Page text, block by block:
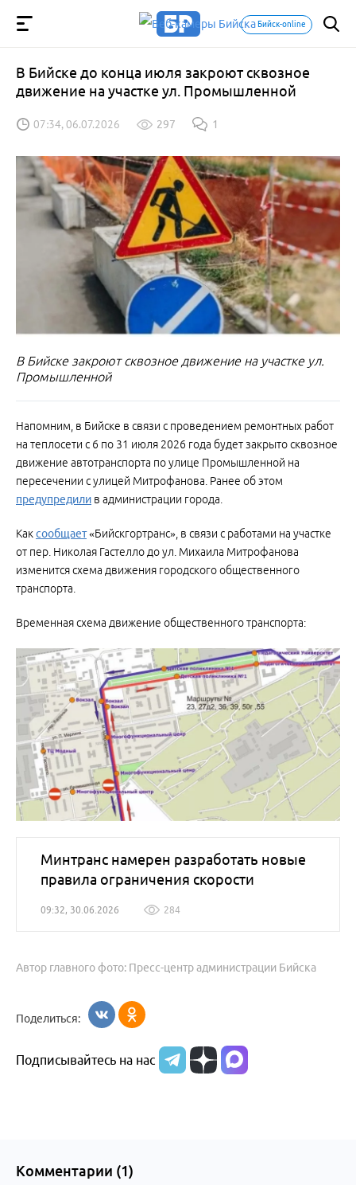
Бийск-online
В Бийске до конца июля закроют сквозное
движение на участке ул. Промышленной
07:34, 06.07.2026 297 1
В Бийске закроют сквозное движение на участке ул.
Промышленной
Напомним, в Бийске в связи с проведением ремонтных работ
на теплосети с 6 по 31 июля 2026 года будет закрыто сквозное
движение автотранспорта по улице Промышленной на
пересечении с улицей Митрофанова. Ранее об этом
предупредили в администрации города.
Каксообщает«Бийскгортранс», в связи с работами на участке
от пер. Николая Гастелло до ул. Михаила Митрофанова
изменится схема движения городского общественного
транспорта.
Временная схема движение общественного транспорта:
Минтранс намерен разработать новые
правила ограничения скорости
09:32, 30.06.2026 284
Автор главного фото: Пресс-центр администрации Бийска
Поделиться:
Подписывайтесь на нас
Комментарии (1)